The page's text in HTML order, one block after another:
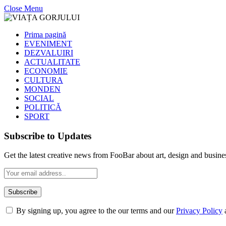
Close Menu
Prima pagină
EVENIMENT
DEZVALUIRI
ACTUALITATE
ECONOMIE
CULTURA
MONDEN
SOCIAL
POLITICĂ
SPORT
Subscribe to Updates
Get the latest creative news from FooBar about art, design and
By signing up, you agree to the our terms and ourPrivacy Policy